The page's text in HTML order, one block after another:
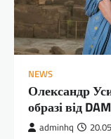
NEWS
Олександр
образі від
adminhq